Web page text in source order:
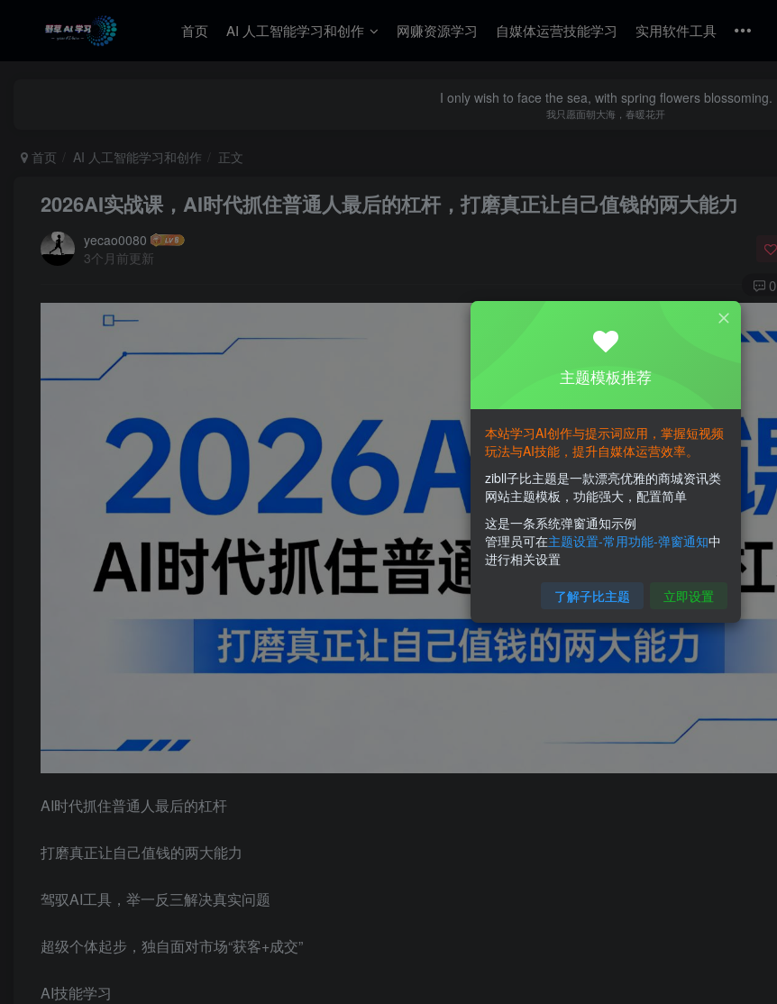
首页 AI 人工智能学习和创作 网赚资源学习 自媒体运营技能学习 实用软件工具
I only wish to face the sea, with spring flowers blossoming.
我只愿面朝大海，春暖花开
首页 AI 人工智能学习和创作 正文
2026AI实战课，AI时代抓住普通人最后的杠杆，打磨真正让自己值钱的两大能力
yecao0080
3个月前更新
0
AI时代抓住普通人最后的杠杆
打磨真正让自己值钱的两大能力
驾驭AI工具，举一反三解决真实问题
超级个体起步，独自面对市场“获客+成交”
AI技能学习
主题模板推荐
本站学习AI创作与提示词应用，掌握短视频
玩法与AI技能，提升自媒体运营效率。
zibll子比主题是一款漂亮优雅的商城资讯类
网站主题模板，功能强大，配置简单
这是一条系统弹窗通知示例
管理员可在主题设置-常用功能-弹窗通知中
进行相关设置
了解子比主题 立即设置